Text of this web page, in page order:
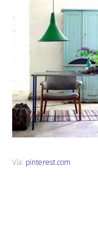
Vía: pinterest.com